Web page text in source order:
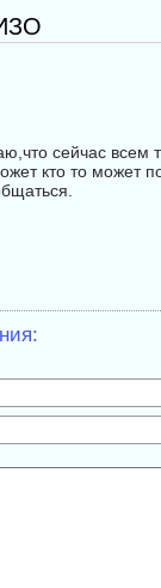
сейчас всем
кто то может